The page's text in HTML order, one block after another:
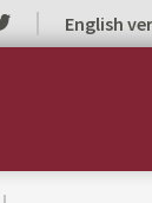
English